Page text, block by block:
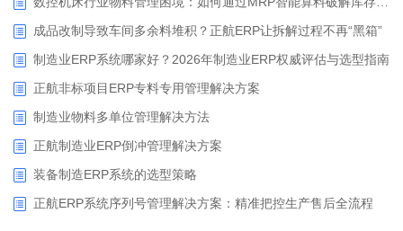
成品改制导致车间多余料堆积？正航ERP让拆解过程不再“黑箱”
制造业ERP系统哪家好？2026年制造业ERP权威评估与选型指南
正航非标项目ERP专料专用管理解决方案
制造业物料多单位管理解决方法
正航制造业ERP倒冲管理解决方案
装备制造ERP系统的选型策略
正航ERP系统序列号管理解决方案：精准把控生产售后全流程